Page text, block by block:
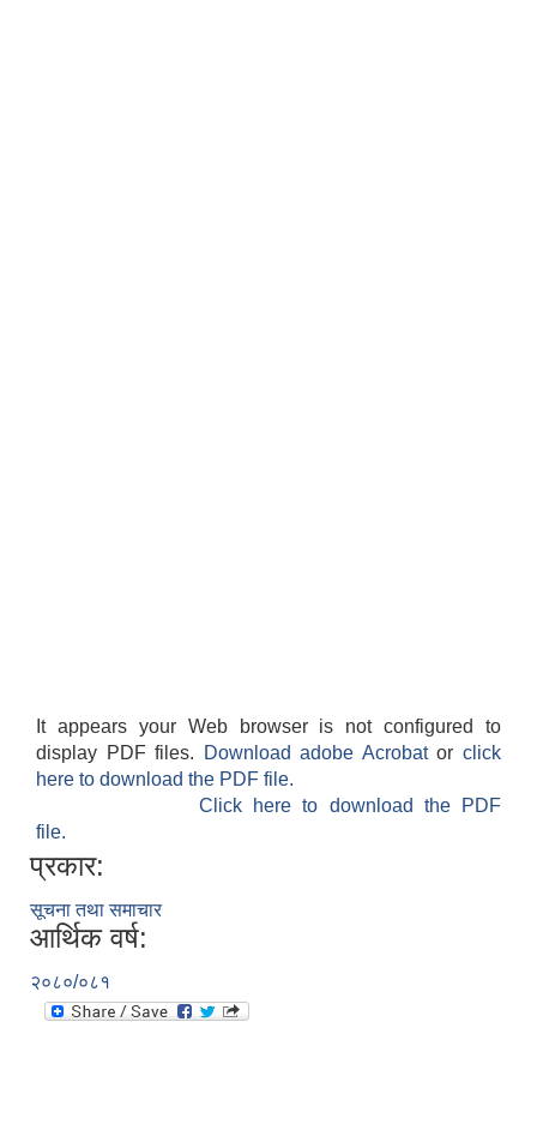
It appears your Web browser is not configured to
display PDF files.
Download adobe Acrobatorclick
here to download the PDF file.
Click here to download the PDF
file.
प्रकार:
सूचना तथा समाचार
आर्थिक वर्ष:
२०८०/०८१